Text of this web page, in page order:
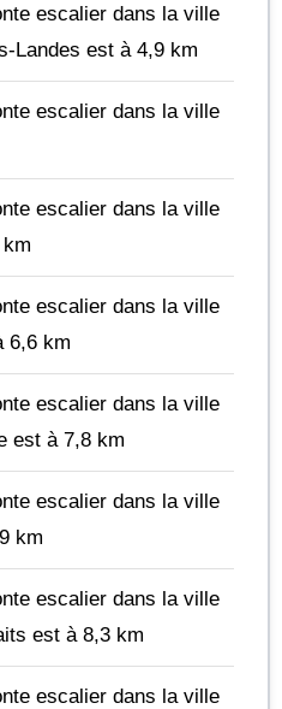
escalier dans la ville
Landes est à 4,9 km
escalier dans la ville
escalier dans la ville
escalier dans la ville
6,6 km
escalier dans la ville
est à 7,8 km
escalier dans la ville
km
escalier dans la ville
est à 8,3 km
escalier dans la ville